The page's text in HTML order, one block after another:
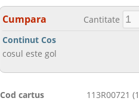
Cumpara
Cantitate
Continut Cos
cosul este gol
Cod cartus
113R00721